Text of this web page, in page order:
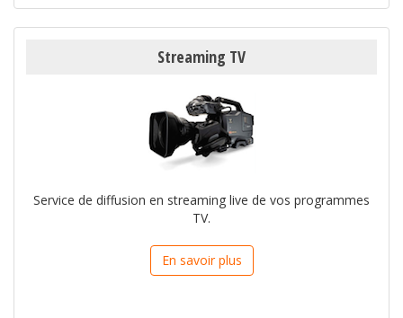
Streaming TV
Service de diffusion en streaming live de vos programmes
TV.
En savoir plus